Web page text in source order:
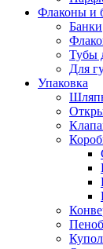
Флаконы и
Банки
Тубы
Для
Упаковка